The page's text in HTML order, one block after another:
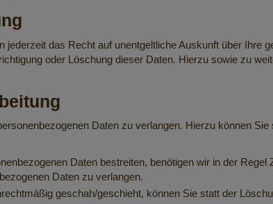
das Recht auf unentgeltliche Auskunft über Ihre
oder Löschung dieser Daten. Hierzu sowie zu
Daten zu verlangen. Hierzu können
Daten bestreiten, benötigen wir in der
Daten zu verlangen.
geschah/geschieht, können Sie statt der